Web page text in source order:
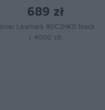
689 zł
Lexmark 80C2HK0 black
| 4000 str.